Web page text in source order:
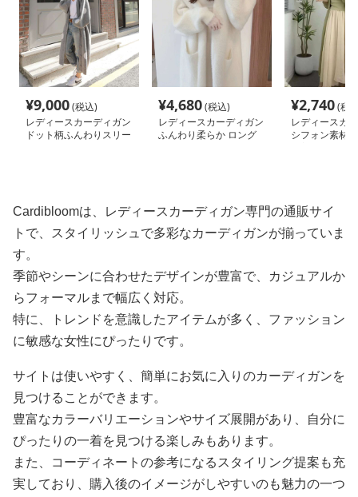
¥9,000(税込)
レディースカーディガン
ドット柄ふんわりスリー
¥4,680(税込)
レディースカーディガン
ふんわり柔らか ロング
¥2,740(税
レディースカ
シフォン素材
Cardibloomは、レディースカーディガン専門の通販サイ
トで、スタイリッシュで多彩なカーディガンが揃っていま
す。
季節やシーンに合わせたデザインが豊富で、カジュアルか
らフォーマルまで幅広く対応。
特に、トレンドを意識したアイテムが多く、ファッション
に敏感な女性にぴったりです。
サイトは使いやすく、簡単にお気に入りのカーディガンを
見つけることができます。
豊富なカラーバリエーションやサイズ展開があり、自分に
ぴったりの一着を見つける楽しみもあります。
また、コーディネートの参考になるスタイリング提案も充
実しており、購入後のイメージがしやすいのも魅力の一つ